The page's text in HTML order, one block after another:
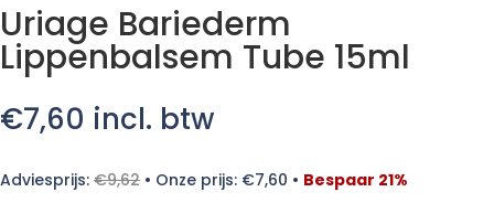
Uriage Bariederm
Lippenbalsem Tube 15ml
€7,60 incl. btw
Adviesprijs: €9,62 • Onze prijs: €7,60 • Bespaar 21%